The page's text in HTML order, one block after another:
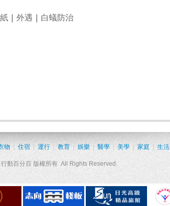
外遇 白蟻防治
物 住宿 | 運行 | 教育 | 娛樂 | 醫學 | 美學 家庭 生活
行動百分百 版權所有 All Rights Reserved.